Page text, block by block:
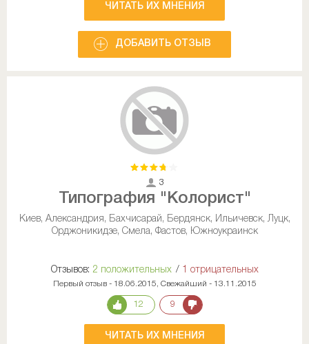
ЧИТАТЬ ИХ МНЕНИЯ
ДОБАВИТЬ ОТЗЫВ
3
Типография "Колорист"
Киев, Александрия, Бахчисарай, Бердянск, Ильичевск, Луцк,
Орджоникидзе, Смела, Фастов, Южноукраинск
Отзывов: 2 положительных / 1 отрицательных
Первый отзыв - 18.06.2015, Свежайший - 13.11.2015
12 9
ЧИТАТЬ ИХ МНЕНИЯ